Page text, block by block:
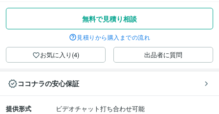
無料で見積り相談
見積りから購入までの流れ
お気に入り(4) 出品者に質問
ココナラの安心保証
提供形式
ビデオチャット打ち合わせ可能